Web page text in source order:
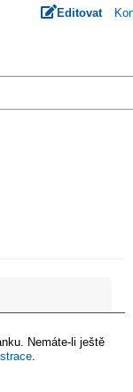
Editovat
Nemáte-li ještě